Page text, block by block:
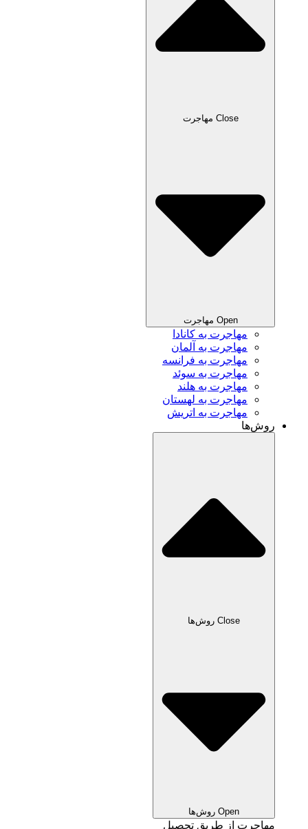
Close مهاجرت
Open مهاجرت
مهاجرت به کانادا
مهاجرت به آلمان
مهاجرت به فرانسه
مهاجرت به سوئد
مهاجرت به هلند
مهاجرت به لهستان
مهاجرت به اتریش
روش‌ها
Close روش‌ها
Open روش‌ها
مهاجرت از طریق تحصیل